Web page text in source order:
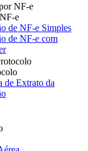
NF-e
e
de NF-e Simples
de NF-e com
de Extrato da